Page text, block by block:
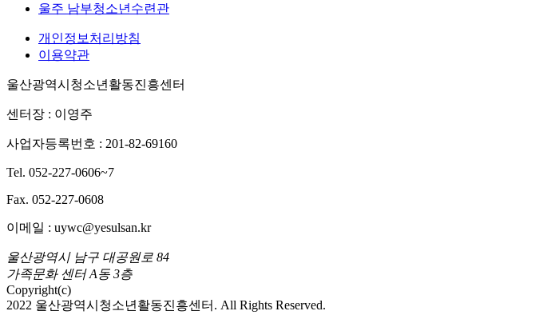
울주 남부청소년수련관
개인정보처리방침
이용약관
울산광역시청소년활동진흥센터
센터장 : 이영주
사업자등록번호 : 201-82-69160
Tel. 052-227-0606~7
Fax. 052-227-0608
이메일 : uywc@yesulsan.kr
울산광역시 남구 대공원로 84
가족문화 센터 A동 3층
Copyright(c)
2022 울산광역시청소년활동진흥센터. All Rights Reserved.